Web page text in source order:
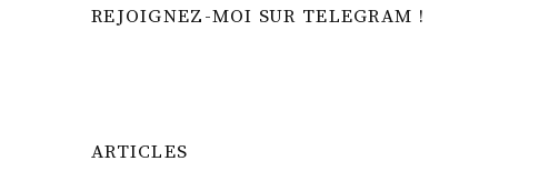
REJOIGNEZ-MOI SUR TELEGRAM !
ARTICLES